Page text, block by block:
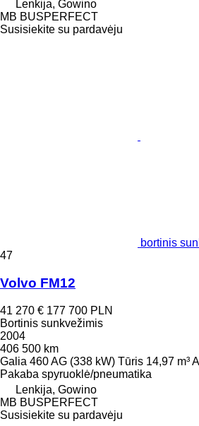
Lenkija, Gowino
MB BUSPERFECT
Susisiekite su pardavėju
bortinis
47
Volvo FM12
41 270 € 177 700 PLN
Bortinis sunkvežimis
2004
406 500 km
Galia 460 AG (338 kW) Tūris 14,97 m³
Pakaba spyruoklė/pneumatika
Lenkija, Gowino
MB BUSPERFECT
Susisiekite su pardavėju